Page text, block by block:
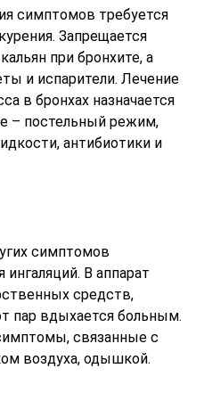
симптомов требуется
Запрещается
при бронхите, а
и испарители. Лечение
в бронхах назначается
– постельный режим,
антибиотики и
симптомов
ингаляций. В аппарат
средств,
пар вдыхается больным.
связанные с
воздуха, одышкой.